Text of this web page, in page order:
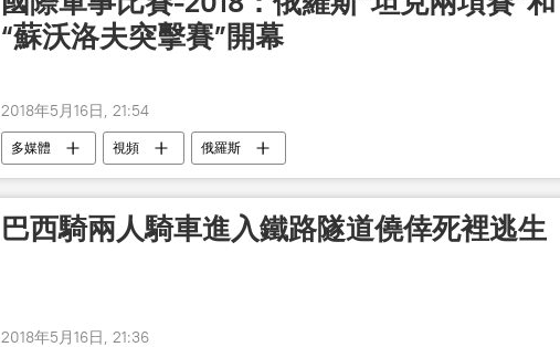
“蘇沃洛夫突擊賽”開幕
2018年5月16日, 21:54
多媒體 視頻 俄羅斯
巴西騎兩人騎車進入鐵路隧道僥倖死裡逃生
2018年5月16日, 21:36